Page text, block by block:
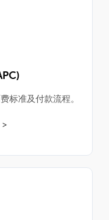
标准及付款流程。